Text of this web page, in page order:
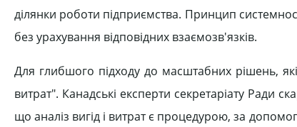
ділянки роботи підприємства. Принцип
без урахування відповідних взаємозв'язків.
Для глибшого підходу до масштабних рішень,
витрат". Канадські експерти секретаріату Ради
що аналіз вигід і витрат є процедурою, за